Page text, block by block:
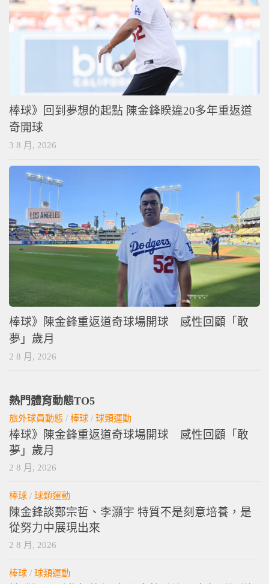
棒球》回到夢想的起點 陳金鋒睽違20多年重返道
奇開球
3 8 月, 2026
棒球》陳金鋒重返道奇球場開球 感性回顧「敢
夢」歲月
2 8 月, 2026
熱門體育動態TO5
旅外球員動態 / 棒球 / 球類運動
棒球》陳金鋒重返道奇球場開球 感性回顧「敢
夢」歲月
2 8 月, 2026
棒球 / 球類運動
陳金鋒談鄭宗哲、李灝宇 特質不是刻意培養，是
從努力中展現出來
2 8 月, 2026
棒球 / 球類運動